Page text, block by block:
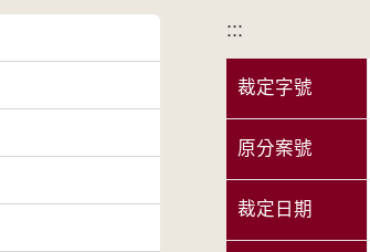
:::
裁定字號
原分案號
裁定日期